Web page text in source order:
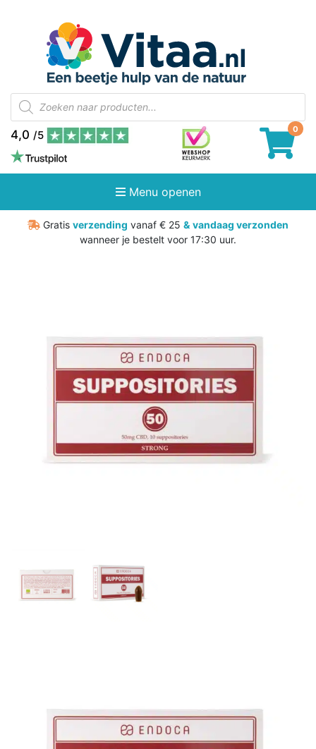
Producten
zoeken
4,0 /5
Menu openen
Gratis verzending vanaf € 25 & vandaag verzonden
wanneer je bestelt voor 17:30 uur.